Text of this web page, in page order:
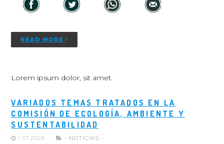
READ MORE
Lorem ipsum dolor, sit amet.
VARIADOS TEMAS TRATADOS EN LA
COMISIÓN DE ECOLOGÍA, AMBIENTE Y
SUSTENTABILIDAD
1.07.2026 - NOTICIAS -